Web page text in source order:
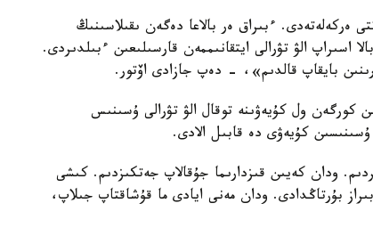
ەركەلەتەدى. ءبىراق ەر بالاعا دەگەن ىقىلاسىنىڭ
اسىراپ الۋ تۋرالى ايتقانىممەن قارسىلىعىن ءبىلدىردى.
بايقاپ قالدىم»، - دەپ جازادى اۆتور.
كورگەن ول كۇيەۋىنە توقال الۋ تۋرالى ۇسىنىس
ۇسىنىسىن كۇيەۋى دە قابىل الادى.
ودان كەيىن قىزدارىما جۇقالاپ جەتكىزدىم. كىشى
بۇرتاڭدادى. ودان مەنى ايادى ما قۇشاقتاپ جىلاپ،